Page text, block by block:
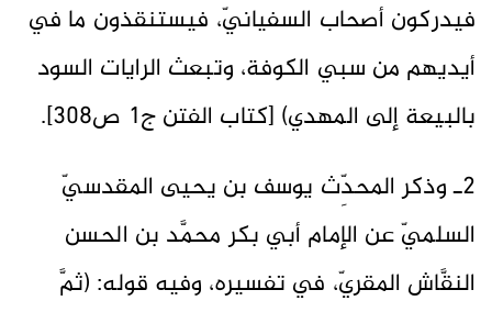
فيدركون أصحاب السفيانيّ، فيستنقذون ما في
أيديهم من سبي الكوفة، وتبعث الرايات السود
بالبيعة إلى المهدي) [كتاب الفتن ج1 ص308].
2ـ وذكر المحدِّث يوسف بن يحيى المقدسيّ
السلميّ عن الإمام أبي بكر محمَّد بن الحسن
النقَّاش المقريّ، في تفسيره، وفيه قوله: (ثمَّ